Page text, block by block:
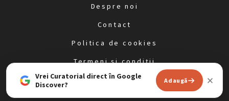
Despre noi
Contact
Politica de cookies
Termeni și condiții
Politica de confidențialitate
Vrei Curatorial direct în Google
Discover?
Adaugă